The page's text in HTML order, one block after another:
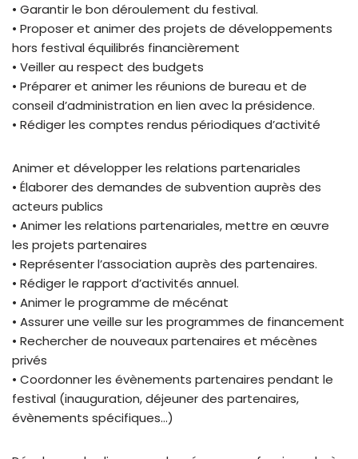
• Garantir le bon déroulement du festival.
• Proposer et animer des projets de développements
hors festival équilibrés financièrement
• Veiller au respect des budgets
• Préparer et animer les réunions de bureau et de
conseil d’administration en lien avec la présidence.
• Rédiger les comptes rendus périodiques d’activité
Animer et développer les relations partenariales
• Élaborer des demandes de subvention auprès des
acteurs publics
• Animer les relations partenariales, mettre en œuvre
les projets partenaires
• Représenter l’association auprès des partenaires.
• Rédiger le rapport d’activités annuel.
• Animer le programme de mécénat
• Assurer une veille sur les programmes de financement
• Rechercher de nouveaux partenaires et mécènes
privés
• Coordonner les évènements partenaires pendant le
festival (inauguration, déjeuner des partenaires,
évènements spécifiques…)